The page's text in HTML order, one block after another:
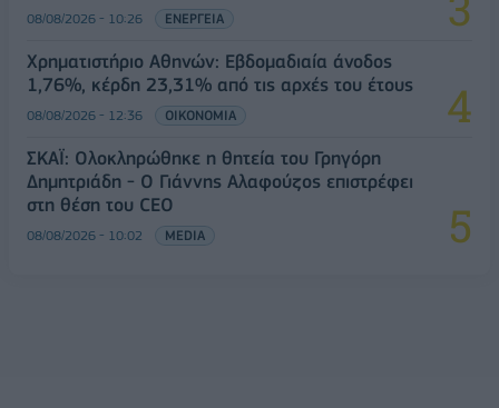
08/08/2026 - 10:26 ΕΝΕΡΓΕΙΑ
Χρηματιστήριο Αθηνών: Εβδομαδιαία άνοδος
1,76%, κέρδη 23,31% από τις αρχές του έτους
08/08/2026 - 12:36 ΟΙΚΟΝΟΜΙΑ
ΣΚΑΪ: Ολοκληρώθηκε η θητεία του Γρηγόρη
Δημητριάδη - Ο Γιάννης Αλαφούζος επιστρέφει
στη θέση του CEO
08/08/2026 - 10:02 MEDIA